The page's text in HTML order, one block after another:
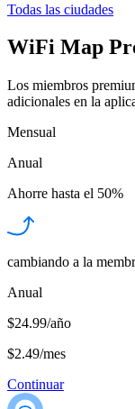
Todas las ciudades
WiFi Map
Los miembros
adicionales en la
Mensual
Anual
Ahorre hasta el 50%
cambiando a la
Anual
$24.99/año
$2.49/mes
Continuar